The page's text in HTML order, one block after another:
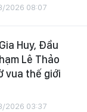
2026 08:07
Huy, Đầu
Lê Thảo
vua thế giới
2026 03:37